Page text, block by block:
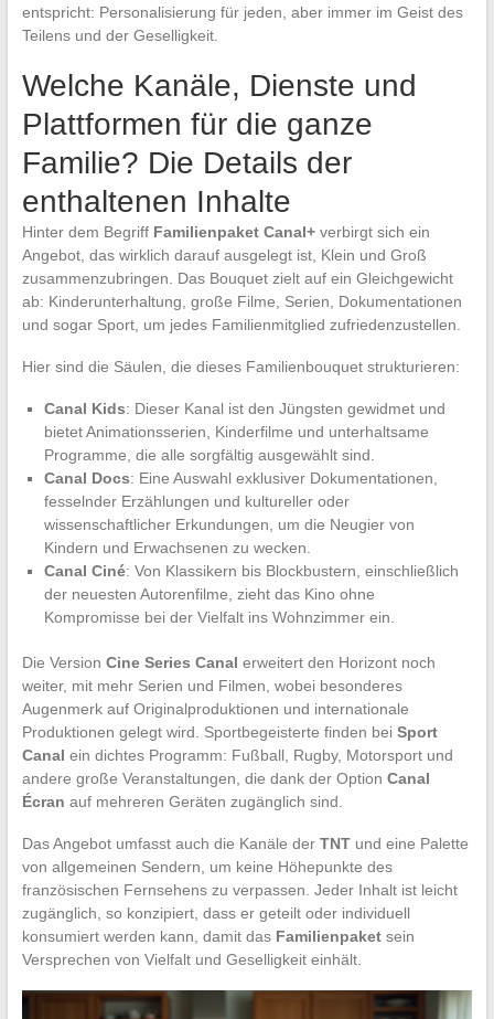
entspricht: Personalisierung für jeden, aber immer im Geist des
Teilens und der Geselligkeit.
Welche Kanäle, Dienste und
Plattformen für die ganze
Familie? Die Details der
enthaltenen Inhalte
Hinter dem Begriff Familienpaket Canal+verbirgt sich ein
Angebot, das wirklich darauf ausgelegt ist, Klein und Groß
zusammenzubringen. Das Bouquet zielt auf ein Gleichgewicht
ab: Kinderunterhaltung, große Filme, Serien, Dokumentationen
und sogar Sport, um jedes Familienmitglied zufriedenzustellen.
Hier sind die Säulen, die dieses Familienbouquet strukturieren:
Canal Kids: Dieser Kanal ist den Jüngsten gewidmet und
bietet Animationsserien, Kinderfilme und unterhaltsame
Programme, die alle sorgfältig ausgewählt sind.
Canal Docs: Eine Auswahl exklusiver Dokumentationen,
fesselnder Erzählungen und kultureller oder
wissenschaftlicher Erkundungen, um die Neugier von
Kindern und Erwachsenen zu wecken.
Canal Ciné: Von Klassikern bis Blockbustern, einschließlich
der neuesten Autorenfilme, zieht das Kino ohne
Kompromisse bei der Vielfalt ins Wohnzimmer ein.
Die Version Cine Series Canal erweitert den Horizont noch
weiter, mit mehr Serien und Filmen, wobei besonderes
Augenmerk auf Originalproduktionen und internationale
Produktionen gelegt wird. Sportbegeisterte finden bei Sport
Canal ein dichtes Programm: Fußball, Rugby, Motorsport und
andere große Veranstaltungen, die dank der Option Canal
Écran auf mehreren Geräten zugänglich sind.
Das Angebot umfasst auch die Kanäle der TNTund eine Palette
von allgemeinen Sendern, um keine Höhepunkte des
französischen Fernsehens zu verpassen. Jeder Inhalt ist leicht
zugänglich, so konzipiert, dass er geteilt oder individuell
konsumiert werden kann, damit das Familienpaketsein
Versprechen von Vielfalt und Geselligkeit einhält.